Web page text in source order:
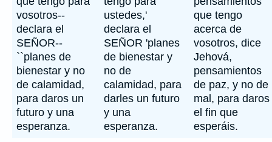
vosotros--
declara el
SEÑOR--
``planes de
bienestar y no
de calamidad,
para daros un
futuro y una
esperanza.
ustedes,'
declara el
SEÑOR 'planes
de bienestar y
no de
calamidad, para
darles un futuro
y una
esperanza.
que tengo
acerca de
vosotros, dice
Jehová,
pensamientos
de paz, y no de
mal, para daros
el fin que
esperáis.